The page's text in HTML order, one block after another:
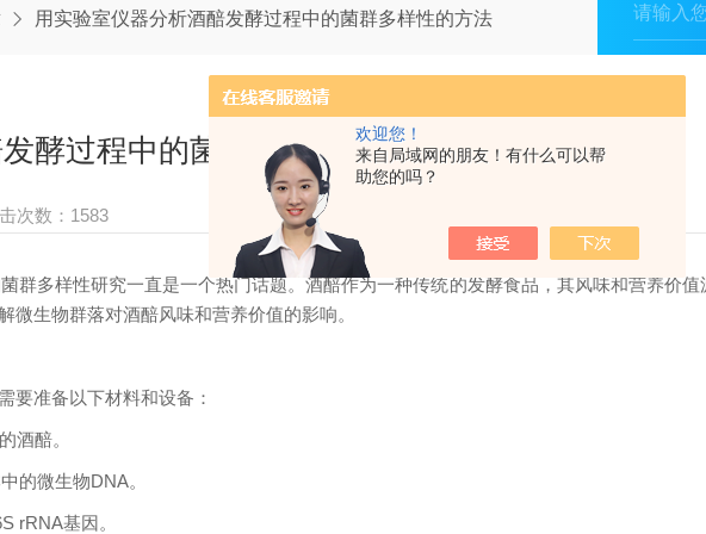
欢迎您！
来自局域网的朋友！有什么可以帮
助您的吗？
用实验室仪器分析酒醅发酵过程中的菌群多样性的方法
酵过程中的菌群多样性的方法
次数：1583
群多样性研究一直是一个热门话题。酒醅作为一种传统的发酵食品，其风味和营养价
微生物群落对酒醅风味和营养价值的影响。
要准备以下材料和设备：
酒醅。
的微生物DNA。
rRNA基因。